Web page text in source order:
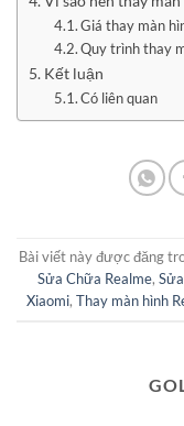
Giá thay màn
Quy trình thay
Kết luận
Có liên quan
Bài viết này được đăng
Sửa Chữa Realme,
Xiaomi, Thay màn hình